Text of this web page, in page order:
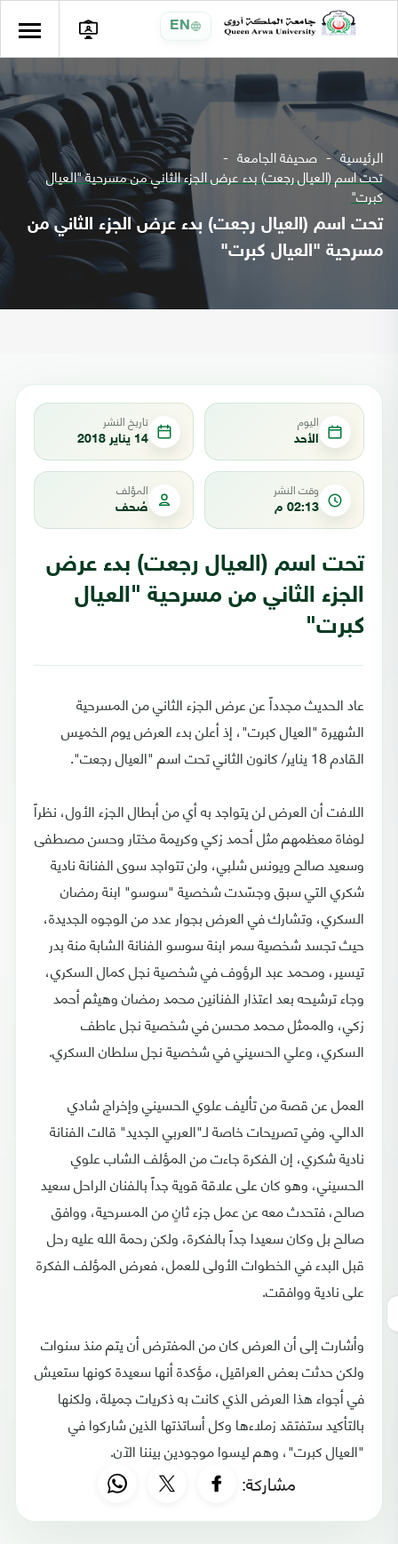
EN
الرئيسية صحيفة الجامعة
تحت اسم (العيال رجعت) بدء عرض الجزء الثاني من مسرحية "العيال
كبرت"
تحت اسم (العيال رجعت) بدء عرض الجزء الثاني من
مسرحية "العيال كبرت"
اليوم
الأحد
تاريخ النشر
14 يناير 2018
وقت النشر
02:13 م
المؤلف
صُحف
تحت اسم (العيال رجعت) بدء عرض
الجزء الثاني من مسرحية "العيال
كبرت"
عاد الحديث مجدداً عن عرض الجزء الثاني من المسرحية
الشهيرة "العيال كبرت"، إذ أعلن بدء العرض يوم الخميس
القادم 18 يناير/ كانون الثاني تحت اسم "العيال رجعت".
اللافت أن العرض لن يتواجد به أي من أبطال الجزء الأول، نظراً
لوفاة معظمهم مثل أحمد زكي وكريمة مختار وحسن مصطفى
وسعيد صالح ويونس شلبي، ولن تتواجد سوى الفنانة نادية
شكري التي سبق وجسّدت شخصية "سوسو" ابنة رمضان
السكري، وتشارك في العرض بجوار عدد من الوجوه الجديدة،
حيث تجسد شخصية سمر ابنة سوسو الفنانة الشابة منة بدر
تيسير، ومحمد عبد الرؤوف في شخصية نجل كمال السكري،
وجاء ترشيحه بعد اعتذار الفنانين محمد رمضان وهيثم أحمد
زكي، والممثل محمد محسن في شخصية نجل عاطف
السكري، وعلي الحسيني في شخصية نجل سلطان السكري.
العمل عن قصة من تأليف علوي الحسيني وإخراج شادي
الدالي. وفي تصريحات خاصة لـ"العربي الجديد" قالت الفنانة
نادية شكري، إن الفكرة جاءت من المؤلف الشاب علوي
الحسيني، وهو كان على علاقة قوية جداً بالفنان الراحل سعيد
صالح، فتحدث معه عن عمل جزء ثانٍ من المسرحية، ووافق
صالح بل وكان سعيدا جداً بالفكرة، ولكن رحمة الله عليه رحل
قبل البدء في الخطوات الأولى للعمل، فعرض المؤلف الفكرة
على نادية ووافقت.
وأشارت إلى أن العرض كان من المفترض أن يتم منذ سنوات
ولكن حدثت بعض العراقيل، مؤكدة أنها سعيدة كونها ستعيش
في أجواء هذا العرض الذي كانت به ذكريات جميلة، ولكنها
بالتأكيد ستفتقد زملاءها وكل أساتذتها الذين شاركوا في
"العيال كبرت"، وهم ليسوا موجودين بيننا الآن.
مشاركة: